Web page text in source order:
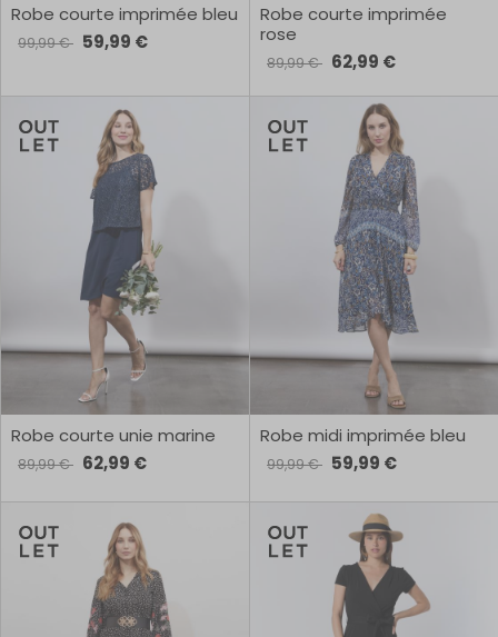
Robe courte imprimée bleu
99,99 € 59,99 €
Robe courte imprimée
rose
89,99 € 62,99 €
Robe courte unie marine
89,99 € 62,99 €
Robe midi imprimée bleu
99,99 € 59,99 €